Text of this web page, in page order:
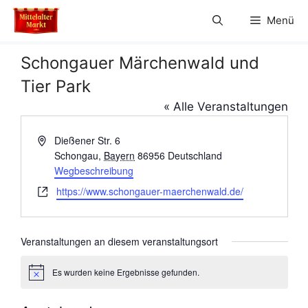
Zum
Inhalt
Menü
Schongauer Märchenwald und
Tier Park
« Alle Veranstaltungen
A
e
s
s
Dießener Str. 6
Schongau, Bayern 86956 Deutschland
Wegbeschreibung
W
b
i
t
https://www.schongauer-maerchenwald.de/
Veranstaltungen an diesem veranstaltungsort
H
Es wurden keine Ergebnisse gefunden.